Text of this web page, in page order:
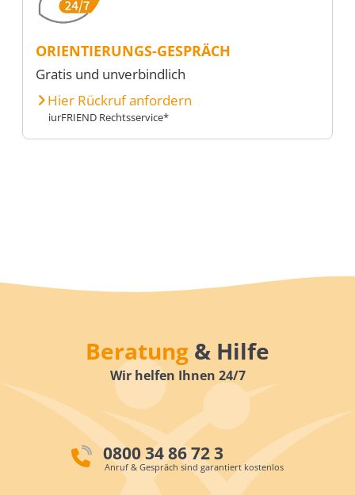
ORIENTIERUNGS-GESPRÄCH
Gratis und unverbindlich
Hier Rückruf anfordern
iurFRIEND Rechtsservice*
Beratung & Hilfe
Wir helfen Ihnen 24/7
0800 34 86 72 3
Anruf & Gespräch sind garantiert kostenlos